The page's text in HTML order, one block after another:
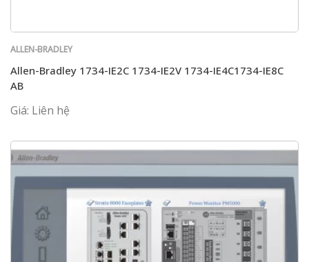
ALLEN-BRADLEY
Allen-Bradley 1734-IE2C 1734-IE2V 1734-IE4C1734-IE8C
AB
Giá: Liên hệ